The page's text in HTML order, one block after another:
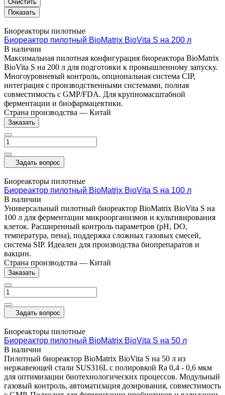
Очистить
Биореакторы пилотные
Биореактор пилотный BioMatrix BioVita S на 200 л
В наличии
Максимальная пилотная конфигурация биореактора BioMatrix
BioVita S на 200 л для подготовки к промышленному запуску.
Многоуровневый контроль, опциональная система CIP,
интеграция с производственными системами, полная
совместимость с GMP/FDA. Для крупномасштабной
ферментации и биофармацевтики.
Страна производства — Китай
Заказать
Задать вопрос
Биореакторы пилотные
Биореактор пилотный BioMatrix BioVita S на 100 л
В наличии
Универсальный пилотный биореактор BioMatrix BioVita S на
100 л для ферментации микроорганизмов и культивирования
клеток. Расширенный контроль параметров (pH, DO,
температура, пена), поддержка сложных газовых смесей,
система SIP. Идеален для производства биопрепаратов и
вакцин.
Страна производства — Китай
Заказать
Задать вопрос
Биореакторы пилотные
Биореактор пилотный BioMatrix BioVita S на 50 л
В наличии
Пилотный биореактор BioMatrix BioVita S на 50 л из
нержавеющей стали SUS316L с полировкой Ra 0,4 - 0,6 мкм
для оптимизации биотехнологических процессов. Модульный
газовый контроль, автоматизация дозирования, совместимость